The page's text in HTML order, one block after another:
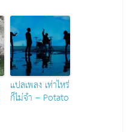
แปลเพลง เท่าไหร่
ก็ไม่จำ – Potato